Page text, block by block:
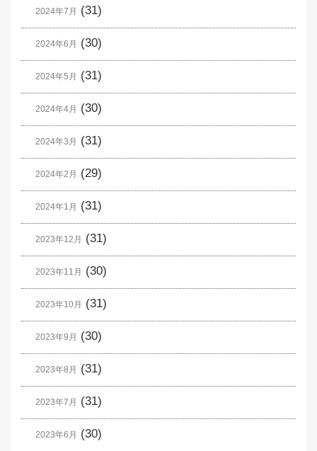
2024年7月 (31)
2024年6月 (30)
2024年5月 (31)
2024年4月 (30)
2024年3月 (31)
2024年2月 (29)
2024年1月 (31)
2023年12月 (31)
2023年11月 (30)
2023年10月 (31)
2023年9月 (30)
2023年8月 (31)
2023年7月 (31)
2023年6月 (30)